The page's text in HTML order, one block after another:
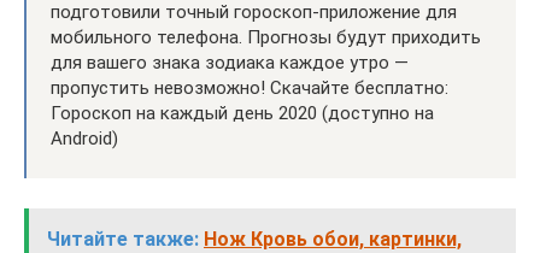
подготовили точный гороскоп-приложение для
мобильного телефона. Прогнозы будут приходить
для вашего знака зодиака каждое утро —
пропустить невозможно! Скачайте бесплатно:
Гороскоп на каждый день 2020 (доступно на
Android)
Читайте также: Нож Кровь обои, картинки,